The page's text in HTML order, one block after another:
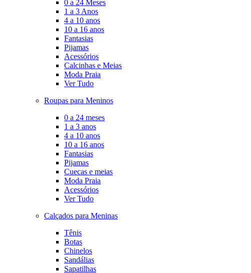
0 a 24 Meses
1 a 3 Anos
4 a 10 anos
10 a 16 anos
Fantasias
Pijamas
Acessórios
Calcinhas e Meias
Moda Praia
Ver Tudo
Roupas para Meninos
0 a 24 meses
1 a 3 anos
4 a 10 anos
10 a 16 anos
Fantasias
Pijamas
Cuecas e meias
Moda Praia
Acessórios
Ver Tudo
Calçados para Meninas
Tênis
Botas
Chinelos
Sandálias
Sapatilhas